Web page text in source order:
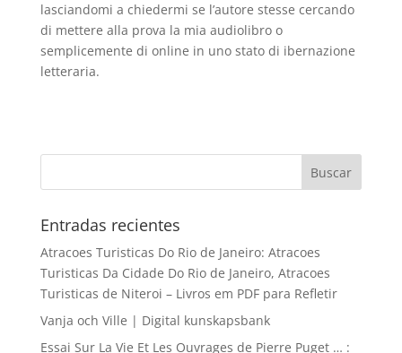
lasciandomi a chiedermi se l’autore stesse cercando
di mettere alla prova la mia audiolibro o
semplicemente di online in uno stato di ibernazione
letteraria.
Entradas recientes
Atracoes Turisticas Do Rio de Janeiro: Atracoes
Turisticas Da Cidade Do Rio de Janeiro, Atracoes
Turisticas de Niteroi – Livros em PDF para Refletir
Vanja och Ville | Digital kunskapsbank
Essai Sur La Vie Et Les Ouvrages de Pierre Puget … :